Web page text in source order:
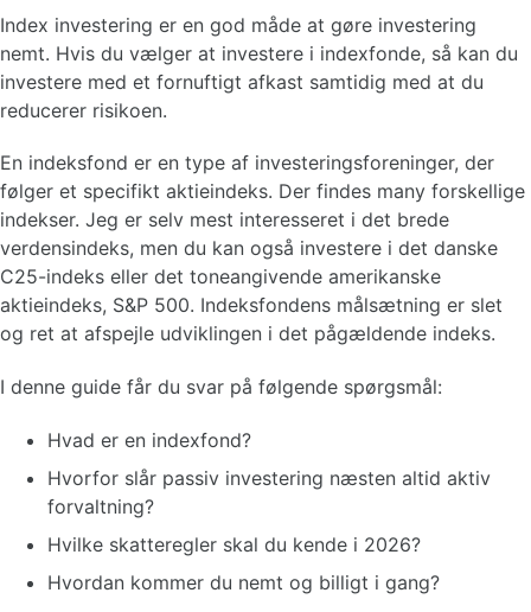
Index investering er en god måde at gøre investering
nemt. Hvis du vælger at investere i indexfonde, så kan du
investere med et fornuftigt afkast samtidig med at du
reducerer risikoen.
En indeksfond er en type af investeringsforeninger, der
følger et specifikt aktieindeks. Der findes many forskellige
indekser. Jeg er selv mest interesseret i det brede
verdensindeks, men du kan også investere i det danske
C25-indeks eller det toneangivende amerikanske
aktieindeks, S&P 500. Indeksfondens målsætning er slet
og ret at afspejle udviklingen i det pågældende indeks.
I denne guide får du svar på følgende spørgsmål:
Hvad er en indexfond?
Hvorfor slår passiv investering næsten altid aktiv
forvaltning?
Hvilke skatteregler skal du kende i 2026?
Hvordan kommer du nemt og billigt i gang?